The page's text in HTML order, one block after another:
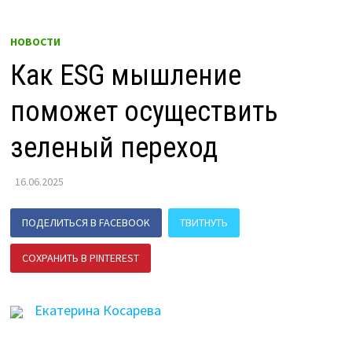
НОВОСТИ
Как ESG мышление
поможет осуществить
зеленый переход
16.06.2025
ПОДЕЛИТЬСЯ В FACEBOOK ТВИТНУТЬ
СОХРАНИТЬ В PINTEREST
Екатерина Косарева